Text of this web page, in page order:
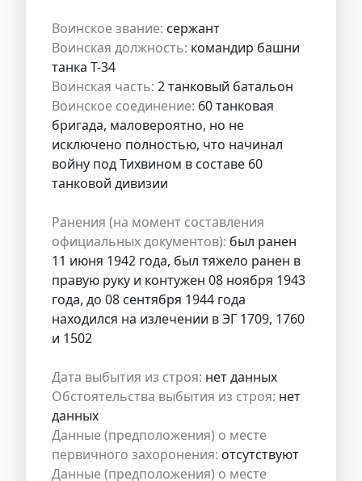
Воинское звание: сержант
Воинская должность: командир башни
танка Т-34
Воинская часть: 2 танковый батальон
Воинское соединение: 60 танковая
бригада, маловероятно, но не
исключено полностью, что начинал
войну под Тихвином в составе 60
танковой дивизии
Ранения (на момент составления
официальных документов): был ранен
11 июня 1942 года, был тяжело ранен в
правую руку и контужен 08 ноября 1943
года, до 08 сентября 1944 года
находился на излечении в ЭГ 1709, 1760
и 1502
Дата выбытия из строя: нет данных
Обстоятельства выбытия из строя: нет
данных
Данные (предположения) о месте
первичного захоронения: отсутствуют
Данные (предположения) о месте